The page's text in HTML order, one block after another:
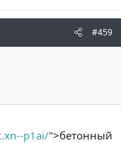
#459
p1ai/">бетонный